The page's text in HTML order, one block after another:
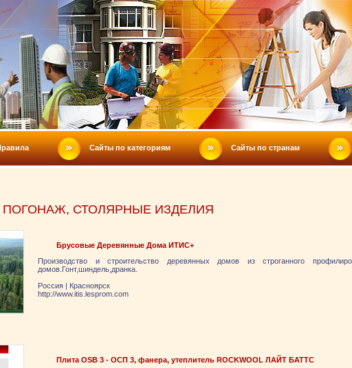
Сайты по категориям Сайты по странам
СТОЛЯРНЫЕ ИЗДЕЛИЯ
Брусовые Деревянные Дома ИТИС+
Производство и строительство деревянных домов из строганного
домов.Гонт,шиндель,дранка.
Россия | Красноярск
http://www.itis.lesprom.com
Плита OSB 3 - ОСП 3, фанера, утеплитель ROCKWOOL ЛАЙТ БАТТС